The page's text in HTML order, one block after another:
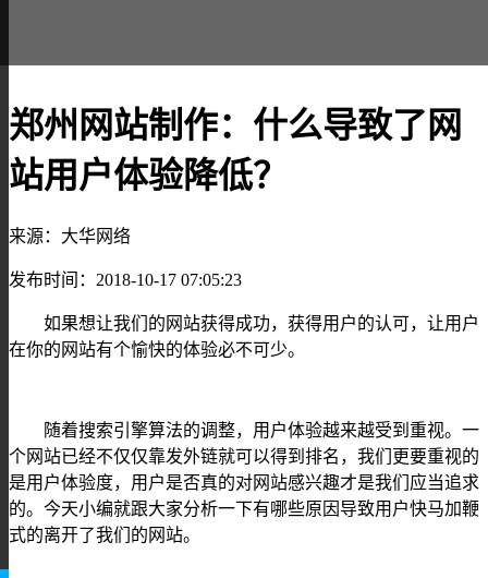
郑州网站制作：什么导致了网
站用户体验降低？
来源：大华网络
发布时间：2018-10-17 07:05:23
如果想让我们的网站获得成功，获得用户的认可，让用户
在你的网站有个愉快的体验必不可少。
随着搜索引擎算法的调整，用户体验越来越受到重视。一
个网站已经不仅仅靠发外链就可以得到排名，我们更要重视的
是用户体验度，用户是否真的对网站感兴趣才是我们应当追求
的。今天小编就跟大家分析一下有哪些原因导致用户快马加鞭
式的离开了我们的网站。